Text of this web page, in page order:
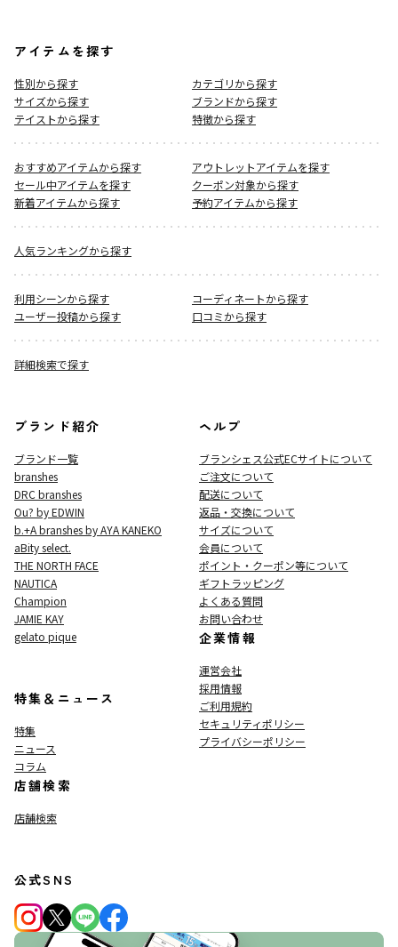
アイテムを探す
性別から探す
カテゴリから探す
サイズから探す
ブランドから探す
テイストから探す
特徴から探す
おすすめアイテムから探す
アウトレットアイテムを探す
セール中アイテムを探す
クーポン対象から探す
新着アイテムから探す
予約アイテムから探す
人気ランキングから探す
利用シーンから探す
コーディネートから探す
ユーザー投稿から探す
口コミから探す
詳細検索で探す
ブランド紹介
ブランド一覧
branshes
DRC branshes
Ou? by EDWIN
b.+A branshes by AYA KANEKO
aBity select.
THE NORTH FACE
NAUTICA
Champion
JAMIE KAY
gelato pique
特集＆ニュース
特集
ニュース
コラム
店舗検索
店舗検索
ヘルプ
ブランシェス公式ECサイトについて
ご注文について
配送について
返品・交換について
サイズについて
会員について
ポイント・クーポン等について
ギフトラッピング
よくある質問
お問い合わせ
企業情報
運営会社
採用情報
ご利用規約
セキュリティポリシー
プライバシーポリシー
公式SNS